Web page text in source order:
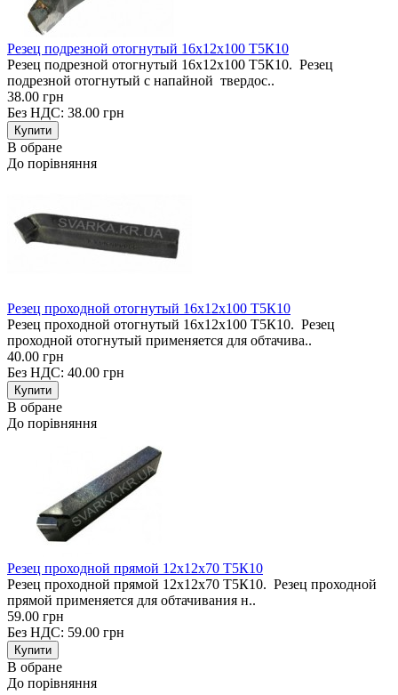
Резец подрезной отогнутый 16х12х100 Т5К10
Резец подрезной отогнутый 16х12х100 Т5К10. Резец
подрезной отогнутый с напайной твердос..
38.00 грн
Без НДС: 38.00 грн
В обране
До порівняння
Резец проходной отогнутый 16х12х100 Т5К10
Резец проходной отогнутый 16х12х100 Т5К10. Резец
проходной отогнутый применяется для обтачива..
40.00 грн
Без НДС: 40.00 грн
В обране
До порівняння
Резец проходной прямой 12х12х70 Т5К10
Резец проходной прямой 12х12х70 Т5К10. Резец проходной
прямой применяется для обтачивания н..
59.00 грн
Без НДС: 59.00 грн
В обране
До порівняння